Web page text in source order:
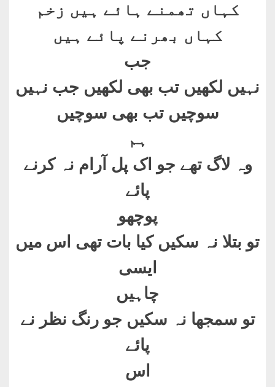
کہاں تھمنے ہائے ہیں زخم
کہاں بھرنے پائے ہیں
جب
نہیں لکھیں تب بھی لکھیں جب نہیں
سوچیں تب بھی سوچیں
ہم
وہ لاگ تھے جو اک پل آرام نہ کرنے
پائے
پوچھو
تو بتلا نہ سکیں کیا بات تھی اس میں
ایسی
چاہیں
تو سمجھا نہ سکیں جو رنگ نظر نے
پائے
اس